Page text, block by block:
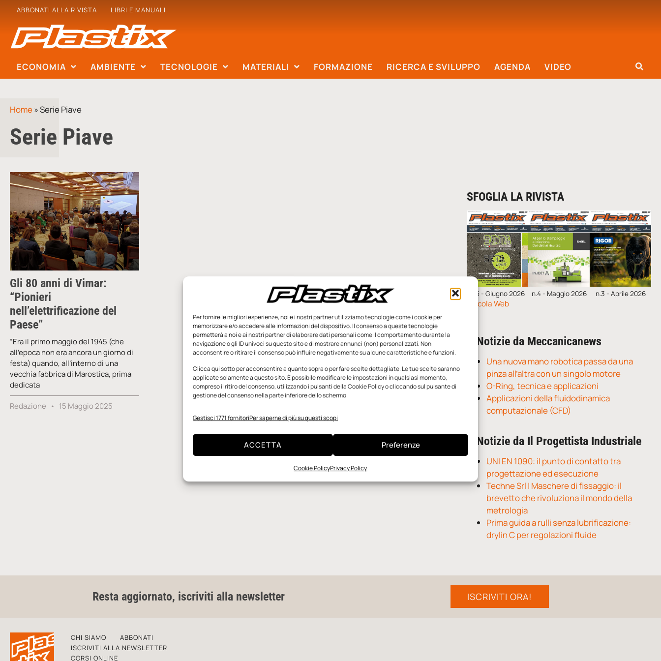
Per fornire le migliori esperienze, noi e i nostri partner utilizziamo tecnologie come i cookie per
memorizzare e/o accedere alle informazioni del dispositivo. Il consenso a queste tecnologie
permetterà a noi e ai nostri partner di elaborare dati personali come il comportamento durante la
navigazione o gli ID univoci su questo sito e di mostrare annunci (non) personalizzati. Non
acconsentire o ritirare il consenso può influire negativamente su alcune caratteristiche e funzioni.
Clicca qui sotto per acconsentire a quanto sopra o per fare scelte dettagliate. Le tue scelte saranno
applicate solamente a questo sito. È possibile modificare le impostazioni in qualsiasi momento,
compreso il ritiro del consenso, utilizzando i pulsanti della Cookie Policy o cliccando sul pulsante di
gestione del consenso nella parte inferiore dello schermo.
Gestisci 1771 fornitoriPer saperne di più su questi scopi
ACCETTA Preferenze
Cookie PolicyPrivacy Policy
ABBONATI ALLA RIVISTA LIBRI E MANUALI
ECONOMIA AMBIENTE TECNOLOGIE MATERIALI FORMAZIONE RICERCA E SVILUPPO AGENDA VIDEO
Home»Serie Piave
Serie Piave
Gli 80 anni di Vimar:
“Pionieri
nell’elettrificazione del
Paese”
“Era il primo maggio del 1945 (che
all’epoca non era ancora un giorno di
festa) quando, all’interno di una
vecchia fabbrica di Marostica, prima
dedicata
Redazione 15 Maggio 2025
SFOGLIA LA RIVISTA
n.5 - Giugno 2026 n.4 - Maggio 2026 n.3 - Aprile 2026
Edicola Web
Notizie da Meccanicanews
Una nuova mano robotica passa da una
pinza all’altra con un singolo motore
O-Ring, tecnica e applicazioni
Applicazioni della fluidodinamica
computazionale (CFD)
Notizie da Il Progettista Industriale
UNI EN 1090: il punto di contatto tra
progettazione ed esecuzione
Techne Srl | Maschere di fissaggio: il
brevetto che rivoluziona il mondo della
metrologia
Prima guida a rulli senza lubrificazione:
drylin C per regolazioni fluide
Resta aggiornato, iscriviti alla newsletter ISCRIVITI ORA!
CHI SIAMO
ABBONATI
ISCRIVITI ALLA NEWSLETTER
CORSI ONLINE